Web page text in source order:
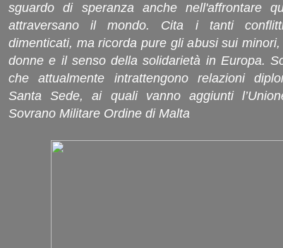
sguardo di speranza anche nell'affrontare
attraversano il mondo. Cita i tanti
dimenticati, ma ricorda pure gli abusi sui
donne e il senso della solidarietà in Europa.
che attualmente intrattengono relazioni
Santa Sede, ai quali vanno aggiunti
Sovrano Militare Ordine di Malta